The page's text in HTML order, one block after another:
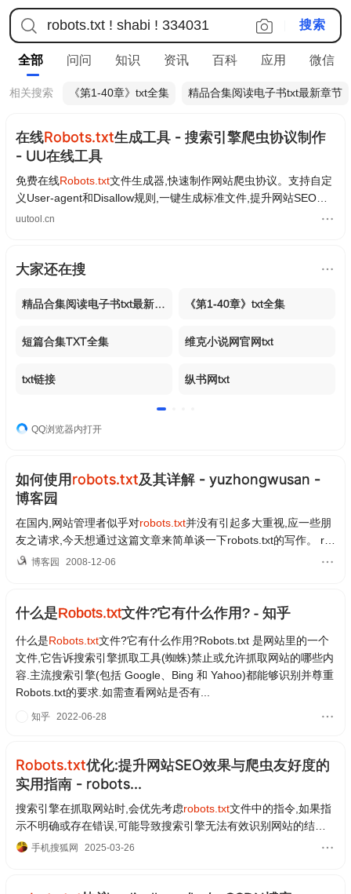
全部 问问 知识 资讯 百科 应用 微信
相关搜索 《第1-40章》txt全集 精品合集阅读电子书txt最新章节
在线Robots.txt生成工具 - 搜索引擎爬虫协议制作
- UU在线工具
免费在线Robots.txt文件生成器,快速制作网站爬虫协议。支持自定
义User-agent和Disallow规则,一键生成标准文件,提升网站SEO友
好度。
uutool.cn
大家还在搜
精品合集阅读电子书txt最新章节 《第1-40章》txt全集
短篇合集TXT全集 维克小说网官网txt
txt链接 纵书网txt
QQ浏览器内打开
如何使用robots.txt及其详解 - yuzhongwusan -
博客园
在国内,网站管理者似乎对robots.txt并没有引起多大重视,应一些朋
友之请求,今天想通过这篇文章来简单谈一下robots.txt的写作。 ro
bots.txt基本介绍 robots.txt是一个纯文本文件,...
博客园 2008-12-06
什么是Robots.txt文件?它有什么作用? - 知乎
什么是Robots.txt文件?它有什么作用?Robots.txt 是网站里的一个
文件,它告诉搜索引擎抓取工具(蜘蛛)禁止或允许抓取网站的哪些内
容.主流搜索引擎(包括 Google、Bing 和 Yahoo)都能够识别并尊重
Robots.txt的要求.如需查看网站是否有...
知乎 2022-06-28
Robots.txt优化:提升网站SEO效果与爬虫友好度的
实用指南 - robots...
搜索引擎在抓取网站时,会优先考虑robots.txt文件中的指令,如果指
示不明确或存在错误,可能导致搜索引擎无法有效识别网站的结构
和重要性,进而影响到网站的排名和流量。在编...
手机搜狐网 2025-03-26